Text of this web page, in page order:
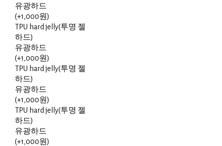
유광하드
(+1,000원)
TPU hard jelly(투명 젤
하드)
유광하드
(+1,000원)
TPU hard jelly(투명 젤
하드)
유광하드
(+1,000원)
TPU hard jelly(투명 젤
하드)
유광하드
(+1,000원)